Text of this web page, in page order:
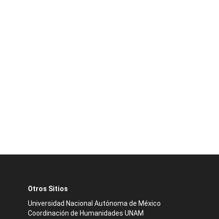
Otros Sitios
Universidad Nacional Autónoma de México
Coordinación de Humanidades UNAM